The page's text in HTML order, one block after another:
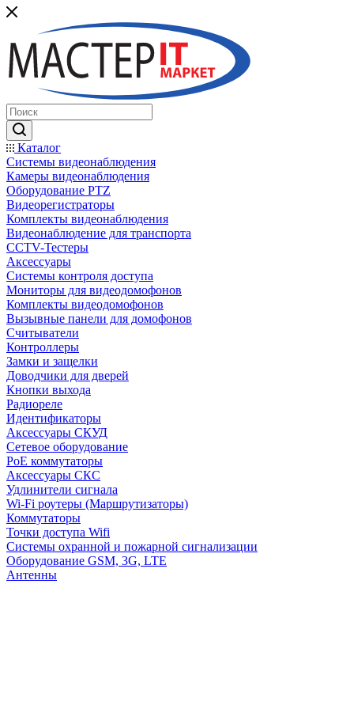
Каталог
Системы видеонаблюдения
Камеры видеонаблюдения
Оборудование PTZ
Видеорегистраторы
Комплекты видеонаблюдения
Видеонаблюдение для транспорта
CCTV-Тестеры
Аксессуары
Системы контроля доступа
Мониторы для видеодомофонов
Комплекты видеодомофонов
Вызывные панели для домофонов
Считыватели
Контроллеры
Замки и защелки
Доводчики для дверей
Кнопки выхода
Радиореле
Идентификаторы
Аксессуары СКУД
Сетевое оборудование
PoE коммутаторы
Аксессуары СКС
Удлинители сигнала
Wi-Fi роутеры (Маршрутизаторы)
Коммутаторы
Точки доступа Wifi
Системы охранной и пожарной сигнализации
Оборудование GSM, 3G, LTE
Антенны